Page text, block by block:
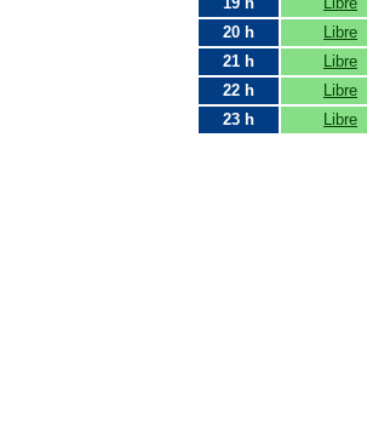
20 h
Libre
21 h
Libre
22 h
Libre
23 h
Libre